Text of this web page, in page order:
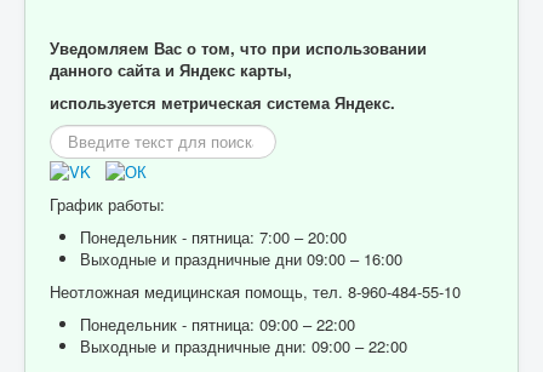
Уведомляем Вас о том, что при использовании
данного сайта и Яндекс карты,
используется метрическая система Яндекс.
Искать...
График работы:
Понедельник - пятница: 7:00 – 20:00
Выходные и праздничные дни 09:00 – 16:00
Неотложная медицинская помощь, тел. 8-960-484-55-10
Понедельник - пятница: 09:00 – 22:00
Выходные и праздничные дни: 09:00 – 22:00